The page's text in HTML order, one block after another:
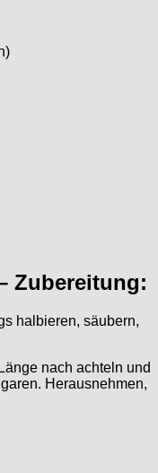
Zubereitung:
halbieren, säubern,
nach achteln und
Herausnehmen,